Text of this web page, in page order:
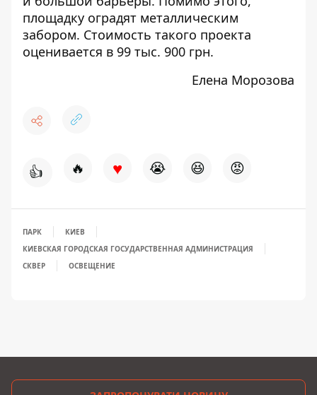
площадку оградят металлическим
забором. Стоимость такого проекта
оценивается в 99 тыс. 900 грн.
Елена Морозова
👍 🔥 ♥ 😭 😆 😡
ПАРК
КИЕВ
КИЕВСКАЯ ГОРОДСКАЯ ГОСУДАРСТВЕННАЯ АДМИНИСТРАЦИЯ
СКВЕР
ОСВЕЩЕНИЕ